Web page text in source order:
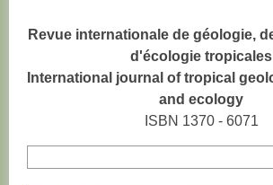
Revue internationale de géologie,
d'écologie tropicales
International journal of tropical
and ecology
ISBN 1370 - 6071